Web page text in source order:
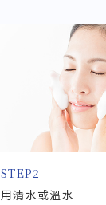
STEP2
用清水或溫水